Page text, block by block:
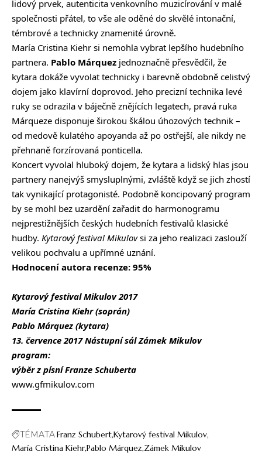
lidový prvek, autenticita venkovního muzicírování v malé
společnosti přátel, to vše ale oděné do skvělé intonační,
témbrové a technicky znamenité úrovně.
María Cristina Kiehr si nemohla vybrat lepšího hudebního
partnera. Pablo Márquez jednoznačně přesvědčil, že
kytara dokáže vyvolat technicky i barevně obdobně celistvý
dojem jako klavírní doprovod. Jeho precizní technika levé
ruky se odrazila v báječně znějících legatech, pravá ruka
Márqueze disponuje širokou škálou úhozových technik –
od medově kulatého apoyanda až po ostřejší, ale nikdy ne
přehnaně forzírovaná ponticella.
Koncert vyvolal hluboký dojem, že kytara a lidský hlas jsou
partnery nanejvýš smysluplnými, zvláště když se jich zhostí
tak vynikající protagonisté. Podobně koncipovaný program
by se mohl bez uzardění zařadit do harmonogramu
nejprestižnějších českých hudebních festivalů klasické
hudby. Kytarový festival Mikulovsi za jeho realizaci zaslouží
velikou pochvalu a upřímné uznání.
Hodnocení autora recenze: 95%
Kytarový festival Mikulov 2017
María Cristina Kiehr (soprán)
Pablo Márquez (kytara)
13. července 2017 Nástupní sál Zámek Mikulov
program:
výběr z písní Franze Schuberta
www.gfmikulov.com
TÉMATAFranz SchubertKytarový festival Mikulov
María Cristina KiehrPablo Márquez Zámek Mikulov